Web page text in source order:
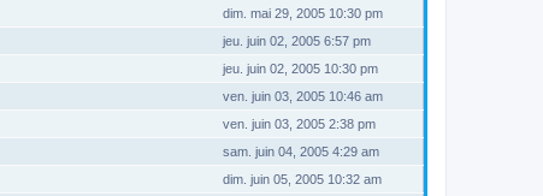
dim. mai 29, 2005 10:30 pm
jeu. juin 02, 2005 6:57 pm
jeu. juin 02, 2005 10:30 pm
ven. juin 03, 2005 10:46 am
ven. juin 03, 2005 2:38 pm
sam. juin 04, 2005 4:29 am
dim. juin 05, 2005 10:32 am